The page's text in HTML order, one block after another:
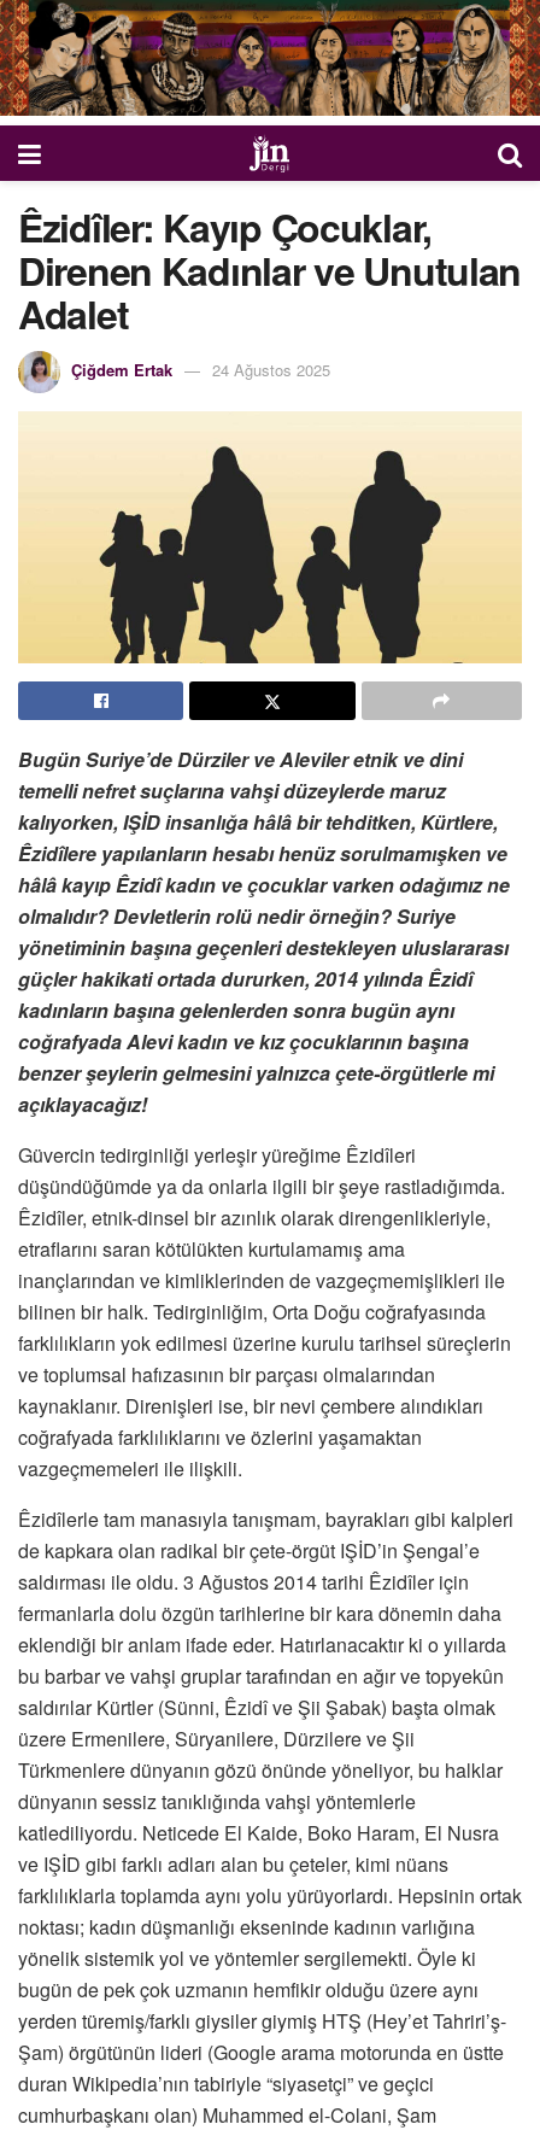
Êzidîler: Kayıp Çocuklar,
Direnen Kadınlar ve Unutulan
Adalet
Çiğdem Ertak 24 Ağustos 2025
Bugün Suriye’de Dürziler ve Aleviler etnik ve dini
temelli nefret suçlarına vahşi düzeylerde maruz
kalıyorken, IŞİD insanlığa hâlâ bir tehditken, Kürtlere,
Êzidîlere yapılanların hesabı henüz sorulmamışken ve
hâlâ kayıp Êzidî kadın ve çocuklar varken odağımız ne
olmalıdır? Devletlerin rolü nedir örneğin? Suriye
yönetiminin başına geçenleri destekleyen uluslararası
güçler hakikati ortada dururken, 2014 yılında Êzidî
kadınların başına gelenlerden sonra bugün aynı
coğrafyada Alevi kadın ve kız çocuklarının başına
benzer şeylerin gelmesini yalnızca çete-örgütlerle mi
açıklayacağız!
Güvercin tedirginliği yerleşir yüreğime Êzidîleri
düşündüğümde ya da onlarla ilgili bir şeye rastladığımda.
Êzidîler, etnik-dinsel bir azınlık olarak direngenlikleriyle,
etraflarını saran kötülükten kurtulamamış ama
inançlarından ve kimliklerinden de vazgeçmemişlikleri ile
bilinen bir halk. Tedirginliğim, Orta Doğu coğrafyasında
farklılıkların yok edilmesi üzerine kurulu tarihsel süreçlerin
ve toplumsal hafızasının bir parçası olmalarından
kaynaklanır. Direnişleri ise, bir nevi çembere alındıkları
coğrafyada farklılıklarını ve özlerini yaşamaktan
vazgeçmemeleri ile ilişkili.
Êzidîlerle tam manasıyla tanışmam, bayrakları gibi kalpleri
de kapkara olan radikal bir çete-örgüt IŞİD’in Şengal’e
saldırması ile oldu. 3 Ağustos 2014 tarihi Êzidîler için
fermanlarla dolu özgün tarihlerine bir kara dönemin daha
eklendiği bir anlam ifade eder. Hatırlanacaktır ki o yıllarda
bu barbar ve vahşi gruplar tarafından en ağır ve topyekûn
saldırılar Kürtler (Sünni, Êzidî ve Şii Şabak) başta olmak
üzere Ermenilere, Süryanilere, Dürzilere ve Şii
Türkmenlere dünyanın gözü önünde yöneliyor, bu halklar
dünyanın sessiz tanıklığında vahşi yöntemlerle
katlediliyordu. Neticede El Kaide, Boko Haram, El Nusra
ve IŞİD gibi farklı adları alan bu çeteler, kimi nüans
farklılıklarla toplamda aynı yolu yürüyorlardı. Hepsinin ortak
noktası; kadın düşmanlığı ekseninde kadının varlığına
yönelik sistemik yol ve yöntemler sergilemekti. Öyle ki
bugün de pek çok uzmanın hemfikir olduğu üzere aynı
yerden türemiş/farklı giysiler giymiş HTŞ (Hey’et Tahriri’ş-
Şam) örgütünün lideri (Google arama motorunda en üstte
duran Wikipedia’nın tabiriyle “siyasetçi” ve geçici
cumhurbaşkanı olan) Muhammed el-Colani, Şam